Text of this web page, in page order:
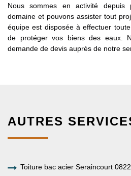
Nous sommes en activité depuis
domaine et pouvons assister tout
équipe est disposée à effectuer
de protéger vos biens des eaux.
demande de devis auprès de notre
AUTRES
Toiture bac acier Seraincourt